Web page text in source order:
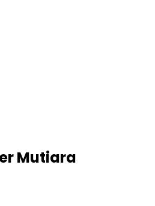
Mutiara